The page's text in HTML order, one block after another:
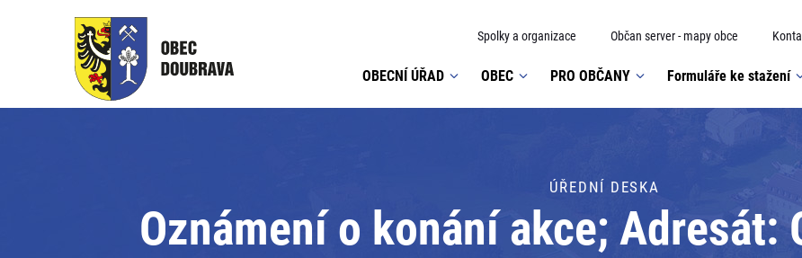
Spolky a organizace Občan server - mapy obce
OBECNÍ ÚŘAD OBEC PRO OBČANY Formuláře ke stažení
ÚŘEDNÍ DESKA
Oznámení o konání akce; Adresát: